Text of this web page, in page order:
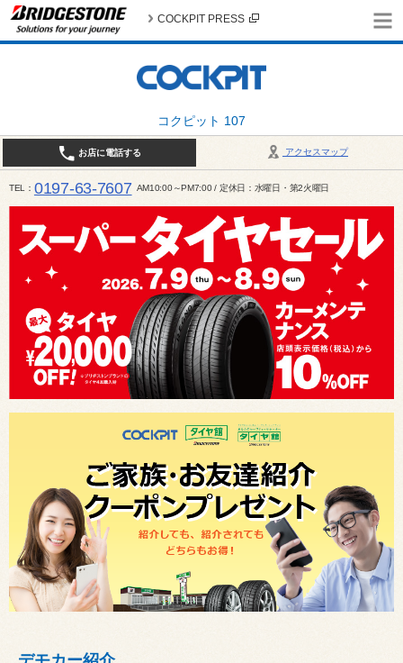
コクピット 107
COCKPIT PRESS
アクセスマップ
お店に電話する
TEL 0197-63-7607 AM10:00～PM7:00 / 定休日：水曜日・第2火曜日